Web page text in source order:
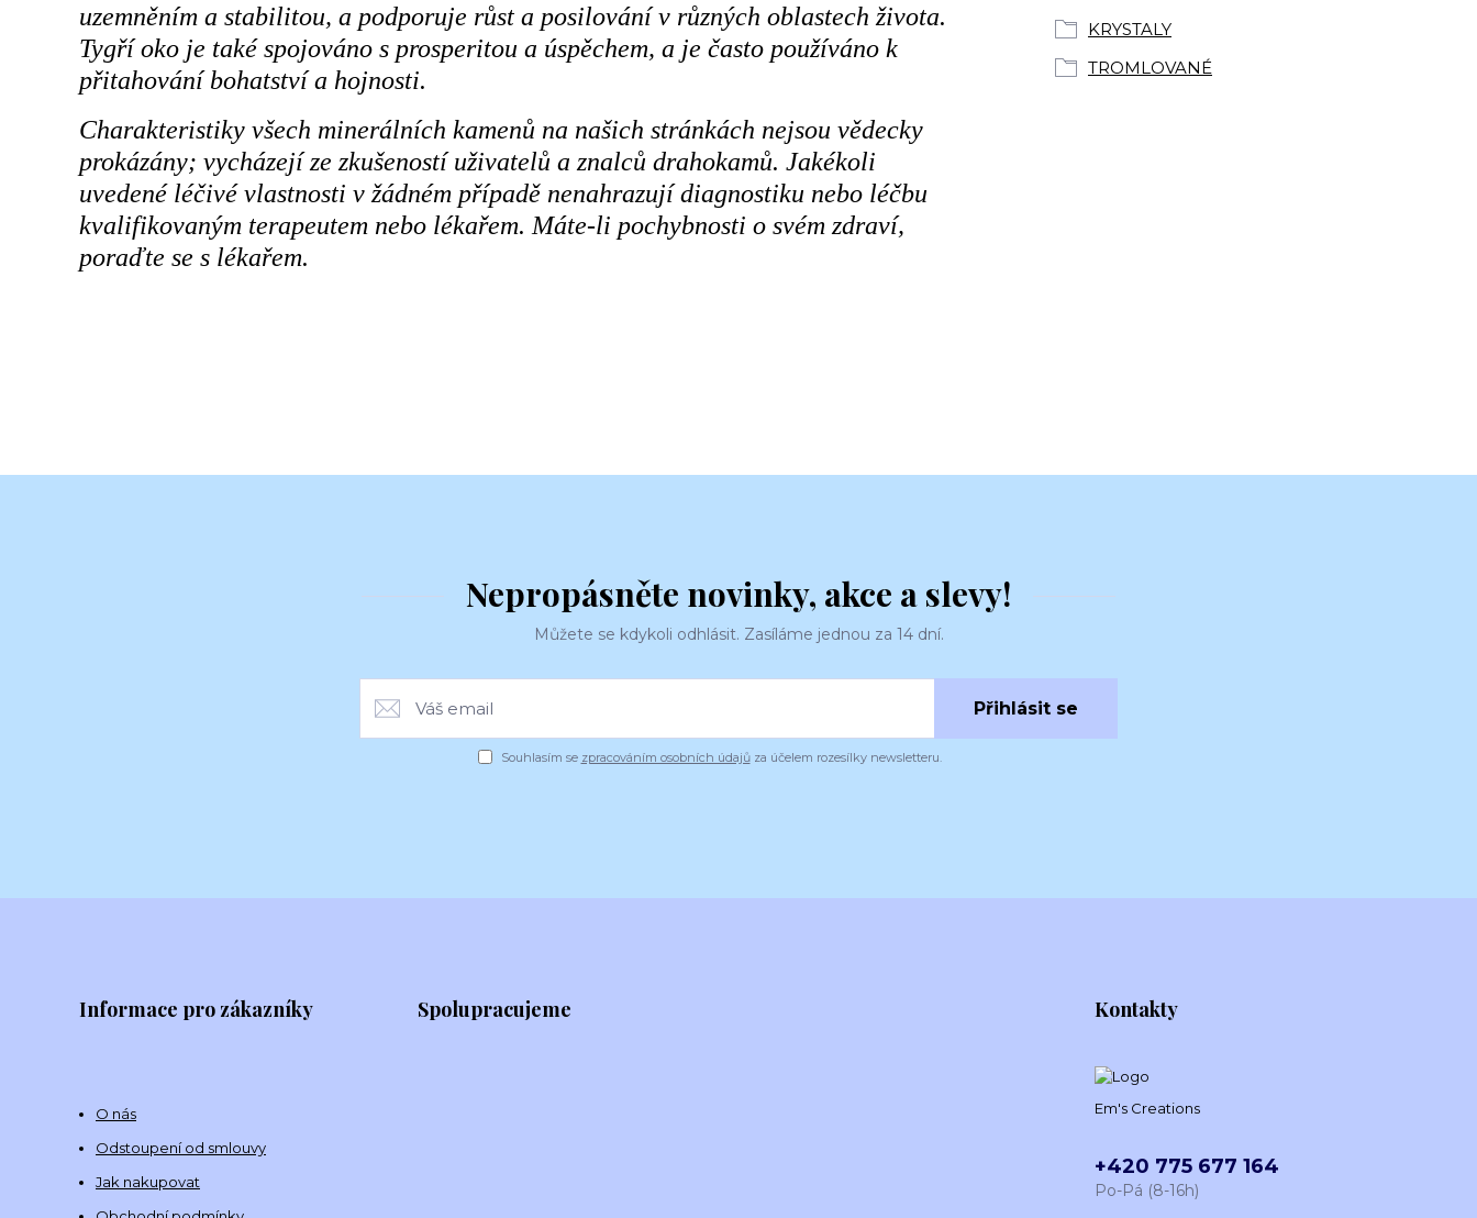
uzemněním a stabilitou, a podporuje růst a posilování v různých oblastech života.
Tygří oko je také spojováno s prosperitou a úspěchem, a je často používáno k
přitahování bohatství a hojnosti.
Charakteristiky všech minerálních kamenů na našich stránkách nejsou vědecky
prokázány; vycházejí ze zkušeností uživatelů a znalců drahokamů. Jakékoli
uvedené léčivé vlastnosti v žádném případě nenahrazují diagnostiku nebo léčbu
kvalifikovaným terapeutem nebo lékařem. Máte-li pochybnosti o svém zdraví,
poraďte se s lékařem.
KRYSTALY
TROMLOVANÉ
Nepropásněte novinky, akce a slevy!
Můžete se kdykoli odhlásit. Zasíláme jednou za 14 dní.
Přihlásit se
Souhlasím se zpracováním osobních údajůza účelem rozesílky newsletteru.
Informace pro zákazníky
O nás
Odstoupení od smlouvy
Jak nakupovat
Spolupracujeme Kontakty
Em's Creations
+420 775 677 164
Po-Pá (8-16h)